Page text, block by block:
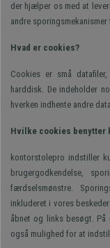
der hjælper os med at
andre
Hvad er cookies?
Cookies er små
harddisk. De indeholder
hverken indhente andre
Hvilke cookies benytter
kontorstolepro indstiller
brugergodkendelse,
færdselsmønstre.
inkluderet i vores
åbnet og links besøgt. På
også mulighed for at